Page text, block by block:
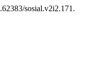
sosial.v2i2.171.